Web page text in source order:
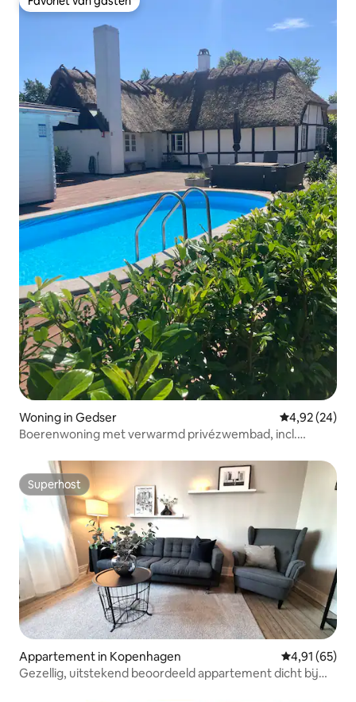
Favoriet van gasten
Woning in Gedser Gemiddelde
4,92 (24)
Boerenwoning met verwarmd privézwembad, incl.
Superhost
Superhost
Appartement in Kopenhagen Gemiddelde
4,91 (65)
Gezellig, uitstekend beoordeeld appartement dicht bij